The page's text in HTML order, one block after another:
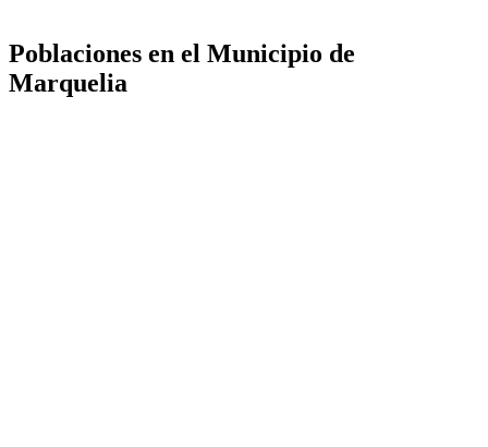
Poblaciones en el Municipio de
Marquelia